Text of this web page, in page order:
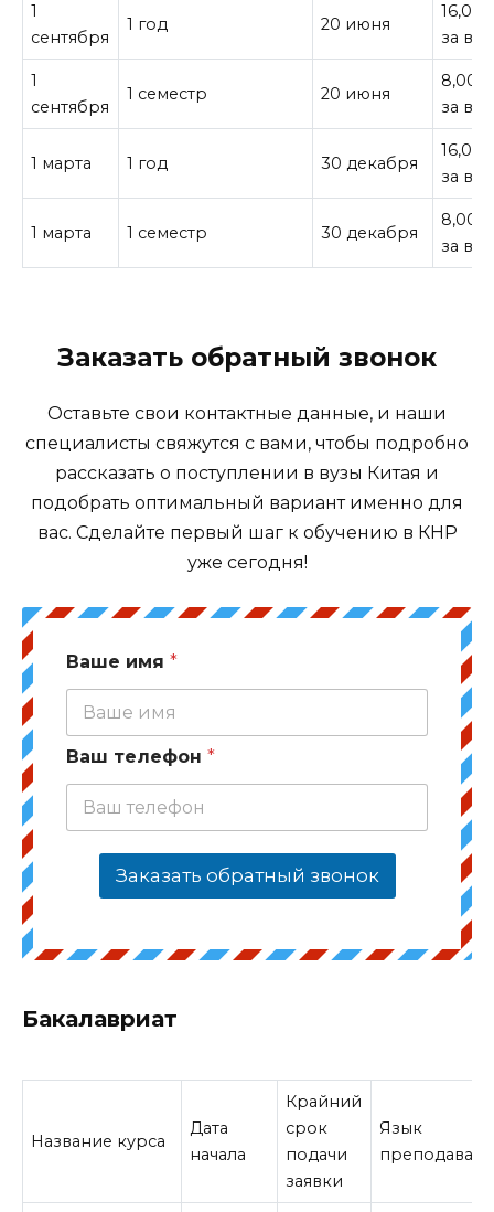
1
сентября
1 год 20 июня
за все
1
сентября
1 семестр 20 июня
8,000
за все
1 марта 1 год 30 декабря
за все
1 марта 1 семестр 30 декабря
8,000
за все
Заказать обратный звонок
Оставьте свои контактные данные, и наши
специалисты свяжутся с вами, чтобы подробно
рассказать о поступлении в вузы Китая и
подобрать оптимальный вариант именно для
вас. Сделайте первый шаг к обучению в КНР
уже сегодня!
Ваше имя *
Ваш телефон *
Заказать обратный звонок
Бакалавриат
Название курса
Дата
начала
Крайний
срок
подачи
заявки
Язык